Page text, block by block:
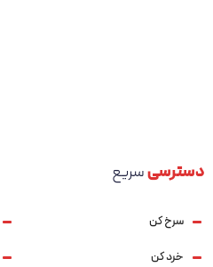
دسترسیسریع
سرخ کن
خرد کن